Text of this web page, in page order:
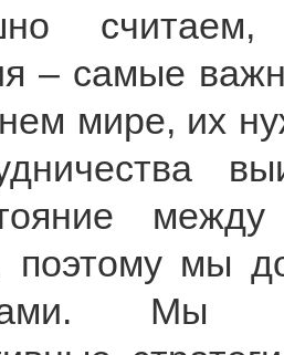
считаем,
– самые
мире, их
поэтому мы
Мы